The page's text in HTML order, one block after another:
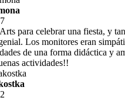
para celebrar una fiesta, y
Los monitores eran
de una forma didáctica y
actividades!!